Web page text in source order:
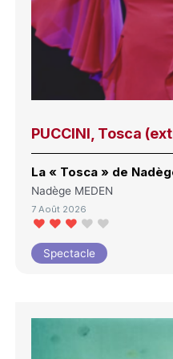
PUCCINI, Tosca
La « Tosca » de
Nadège MEDEN
7 Août 2026
Spectacle